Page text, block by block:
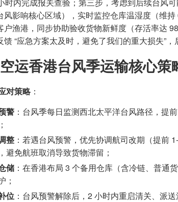
风影响核心区域），实时监控仓库温湿度（维
户渔港，同步协助验收货物新鲜度（存活率达
馈 “应急方案太及时，避免了我们的重大损失”，
运香港台风季运输核心策
对策略：
警 ：台风季每日监测西北太平洋台风路径，提
整 ：若遇台风预警，优先协调航司改期（提前
避免航班取消导致货物滞留；
储 ：在香港布局 3 个备用仓库（含冷链、普通
；
位 ：台风预警解除后，2 小时内重启清关、派